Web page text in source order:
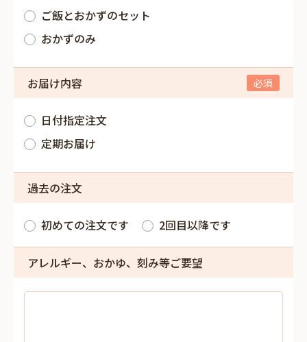
ご飯とおかずのセット
おかずのみ
お届け内容
日付指定注文
定期お届け
過去の注文
初めての注文です 2回目以降です
アレルギー、おかゆ、刻み等ご要望